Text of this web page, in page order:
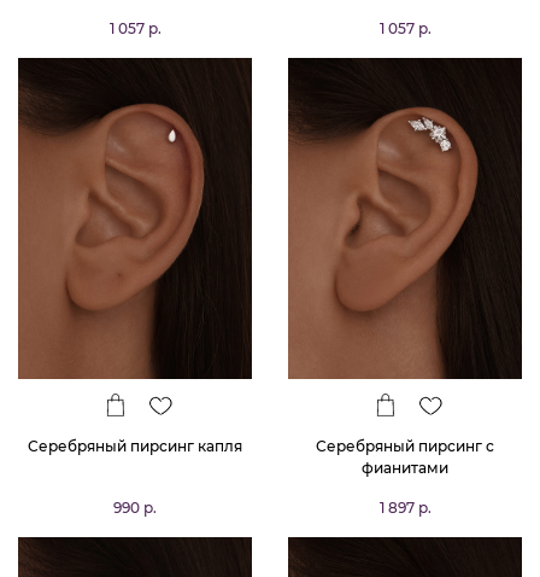
1 057 р. 1 057 р.
Серебряный пирсинг капля
990 р.
Серебряный пирсинг с
фианитами
1 897 р.